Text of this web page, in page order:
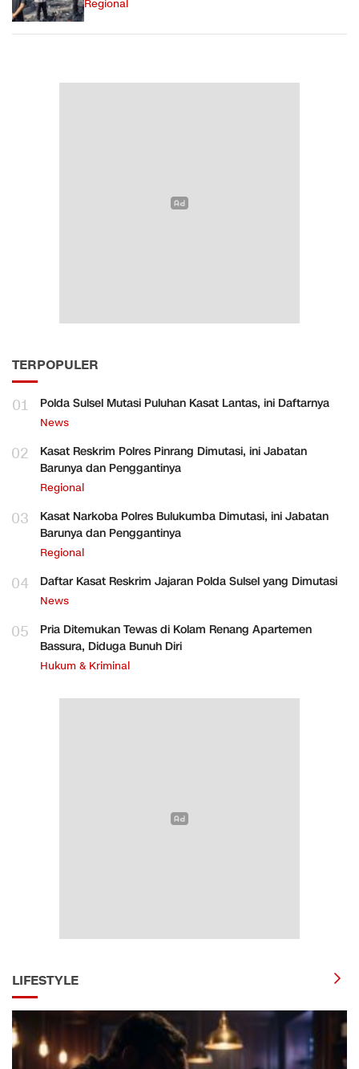
Regional
TERPOPULER
01 Polda Sulsel Mutasi Puluhan Kasat Lantas, ini Daftarnya
News
02
Kasat Reskrim Polres Pinrang Dimutasi, ini Jabatan
Barunya dan Penggantinya
Regional
03
Kasat Narkoba Polres Bulukumba Dimutasi, ini Jabatan
Barunya dan Penggantinya
Regional
04 Daftar Kasat Reskrim Jajaran Polda Sulsel yang Dimutasi
News
05
Pria Ditemukan Tewas di Kolam Renang Apartemen
Bassura, Diduga Bunuh Diri
Hukum & Kriminal
LIFESTYLE